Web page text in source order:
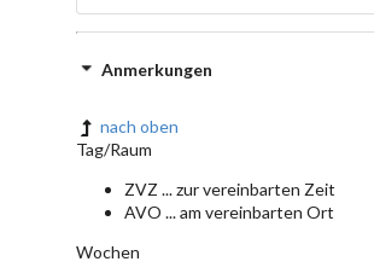
Anmerkungen
nach oben
Tag/Raum
ZVZ ... zur vereinbarten Zeit
AVO ... am vereinbarten Ort
Wochen